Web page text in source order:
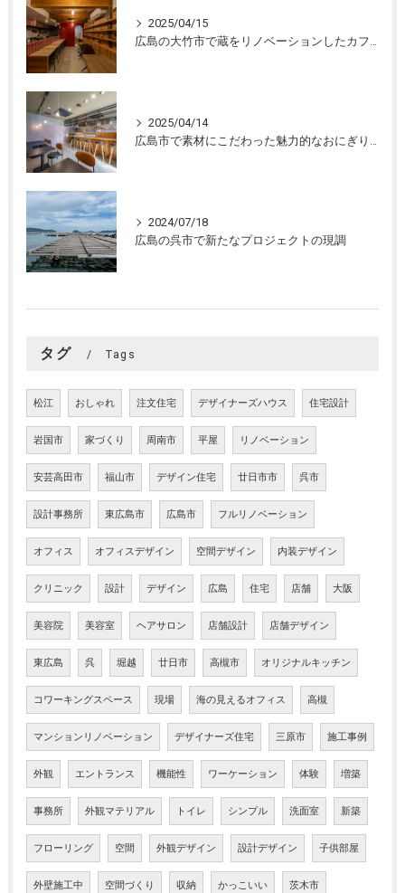
2025/04/15
広島の大竹市で蔵をリノベーションしたカフェの設計。店舗設計、店舗デザインはasazu design office
2025/04/14
広島市で素材にこだわった魅力的なおにぎり屋さんの設計。店舗設計、店舗デザインはasazu design office
2024/07/18
広島の呉市で新たなプロジェクトの現調
タグ Tags
松江 おしゃれ 注文住宅 デザイナーズハウス 住宅設計
岩国市 家づくり 周南市 平屋 リノベーション
安芸高田市 福山市 デザイン住宅 廿日市市 呉市
設計事務所 東広島市 広島市 フルリノベーション
オフィス オフィスデザイン 空間デザイン 内装デザイン
クリニック 設計 デザイン 広島 住宅 店舗 大阪
美容院 美容室 ヘアサロン 店舗設計 店舗デザイン
東広島 呉 堀越 廿日市 高槻市 オリジナルキッチン
コワーキングスペース 現場 海の見えるオフィス 高槻
マンションリノベーション デザイナーズ住宅 三原市 施工事例
外観 エントランス 機能性 ワーケーション 体験 増築
事務所 外観マテリアル トイレ シンプル 洗面室 新築
フローリング 空間 外観デザイン 設計デザイン 子供部屋
外壁施工中 空間づくり 収納 かっこいい 茨木市